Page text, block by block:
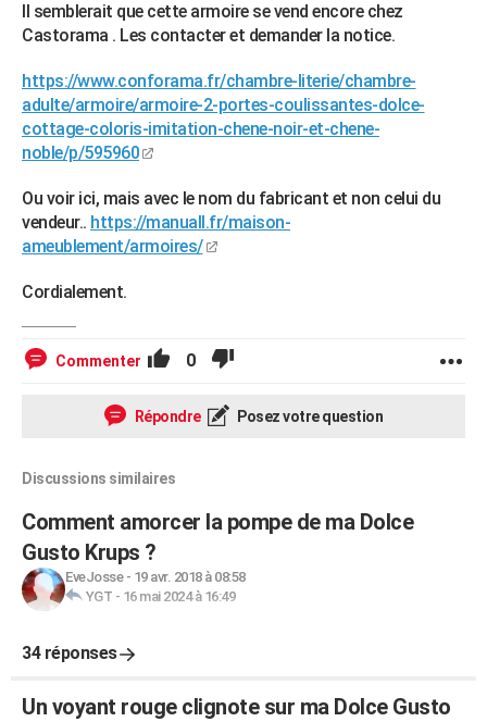
Il semblerait que cette armoire se vend encore chez
Castorama . Les contacter et demander la notice.
https://www.conforama.fr/chambre-literie/chambre-
adulte/armoire/armoire-2-portes-coulissantes-dolce-
cottage-coloris-imitation-chene-noir-et-chene-
noble/p/595960
Ou voir ici, mais avec le nom du fabricant et non celui du
vendeur.. https://manuall.fr/maison-
ameublement/armoires/
Cordialement.
Commenter 0
Répondre Posez votre question
Discussions similaires
Comment amorcer la pompe de ma Dolce
Gusto Krups ?
EveJosse- 19 avr. 2018 à 08:58
YGT - 16 mai 2024 à 16:49
34 réponses
Un voyant rouge clignote sur ma Dolce Gusto